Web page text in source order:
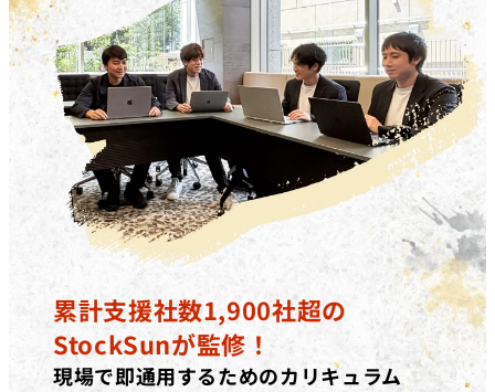
累計支援社数1,900社超の
StockSunが監修！
現場で即通用するためのカリキュラム